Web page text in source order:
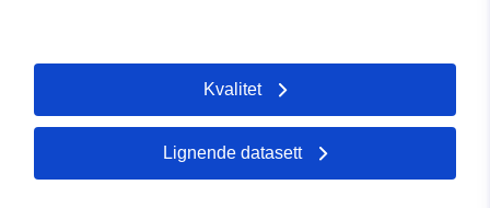
Kvalitet
Lignende datasett